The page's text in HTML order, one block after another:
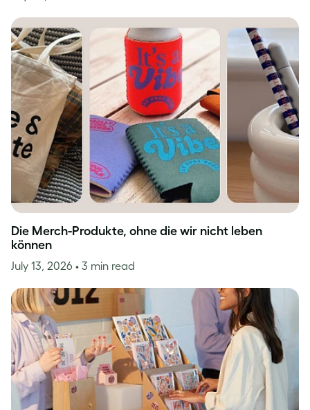
Die Merch-Produkte, ohne die wir nicht leben
können
July 13, 2026 • 3 min read